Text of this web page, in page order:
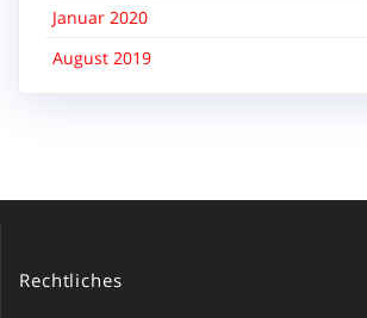
Januar 2020
August 2019
Rechtliches